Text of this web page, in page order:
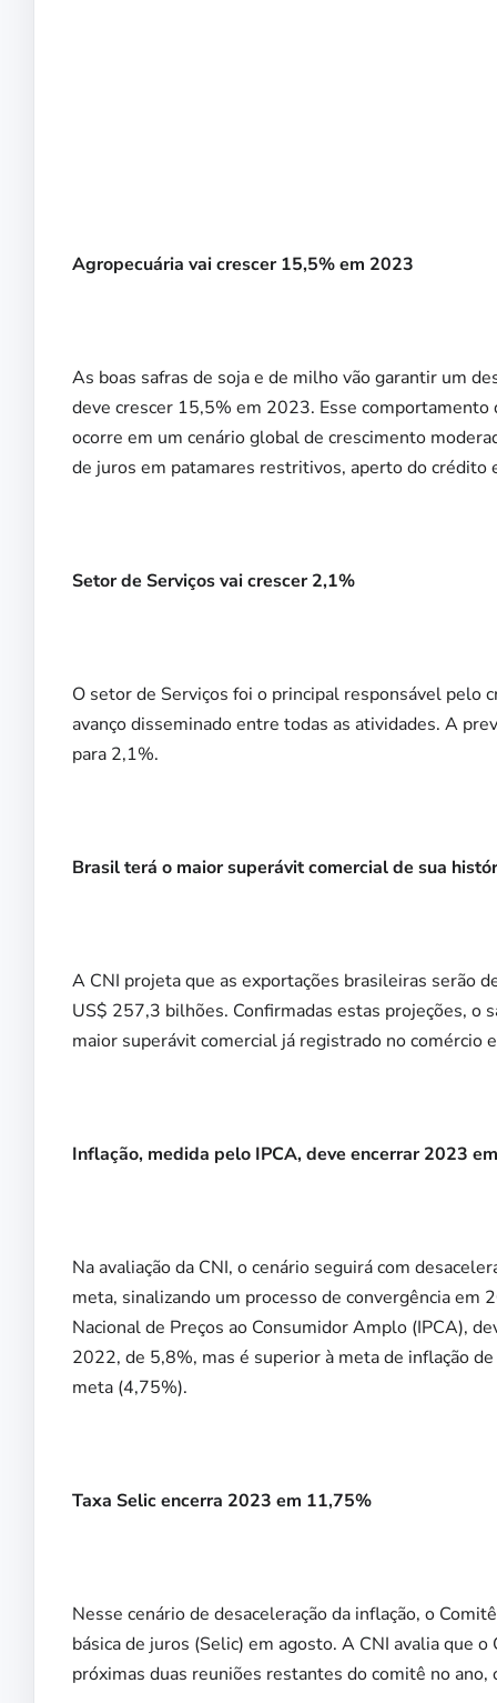
Agropecuária vai crescer 15,5% em 2023
As boas safras de soja e de milho vão garantir um
deve crescer 15,5% em 2023. Esse
ocorre em um cenário global de crescimento
de juros em patamares restritivos, aperto do crédito
Setor de Serviços vai crescer 2,1%
O setor de Serviços foi o principal responsável
avanço disseminado entre todas as atividades. A
para 2,1%.
Brasil terá o maior superávit comercial de sua
A CNI projeta que as exportações brasileiras serão
US$ 257,3 bilhões. Confirmadas estas projeções, o
maior superávit comercial já registrado no comércio
Inflação, medida pelo IPCA, deve encerrar 2023
Na avaliação da CNI, o cenário seguirá com
meta, sinalizando um processo de convergência
Nacional de Preços ao Consumidor Amplo (IPCA),
2022, de 5,8%, mas é superior à meta de inflação
meta (4,75%).
Taxa Selic encerra 2023 em 11,75%
Nesse cenário de desaceleração da inflação, o
básica de juros (Selic) em agosto. A CNI avalia que
próximas duas reuniões restantes do comitê no